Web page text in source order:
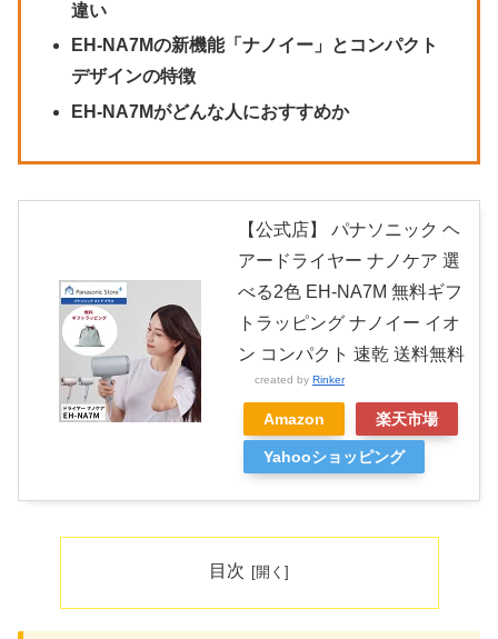
違い
EH-NA7Mの新機能「ナノイー」とコンパクト
デザインの特徴
EH-NA7Mがどんな人におすすめか
【公式店】 パナソニック ヘ
アードライヤー ナノケア 選
べる2色 EH-NA7M 無料ギフ
トラッピング ナノイー イオ
ン コンパクト 速乾 送料無料
created by Rinker
Amazon 楽天市場
Yahooショッピング
目次